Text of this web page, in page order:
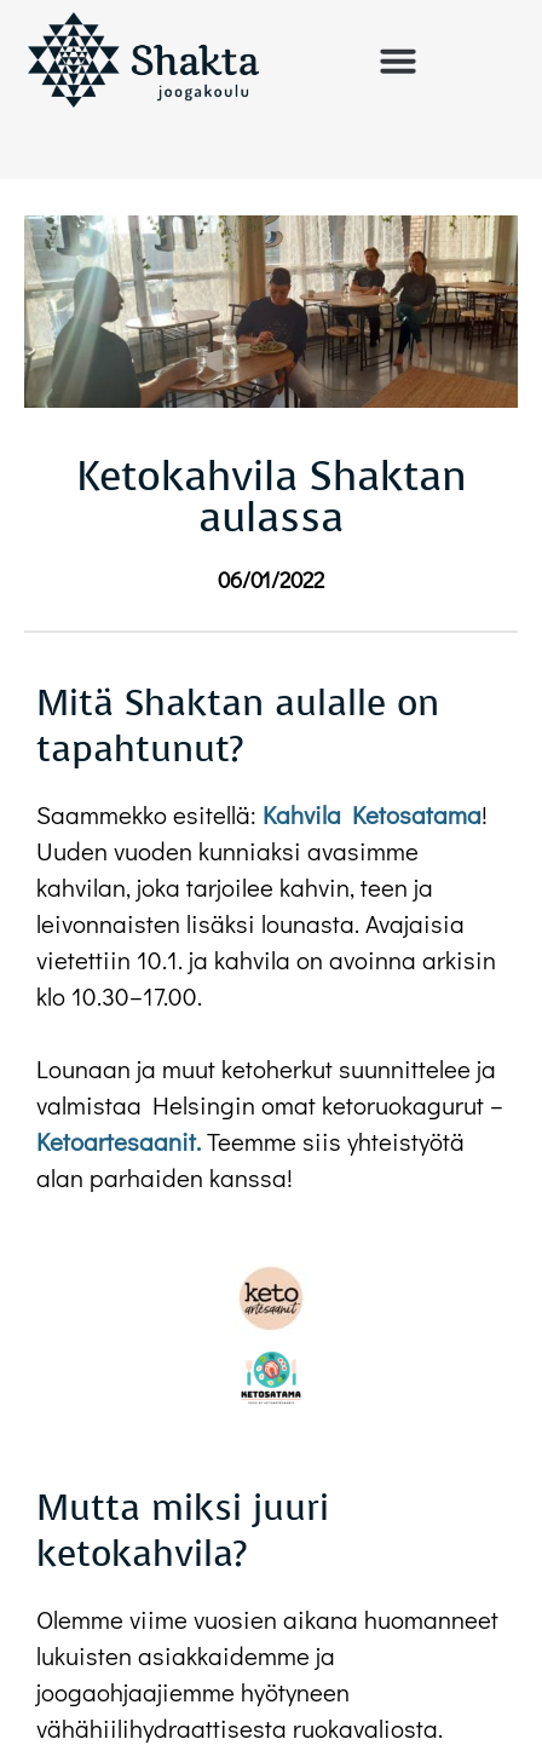
Ketokahvila Shaktan
aulassa
06/01/2022
Mitä Shaktan aulalle on
tapahtunut?
Saammekko esitellä: Kahvila Ketosatama!
Uuden vuoden kunniaksi avasimme
kahvilan, joka tarjoilee kahvin, teen ja
leivonnaisten lisäksi lounasta. Avajaisia
vietettiin 10.1. ja kahvila on avoinna arkisin
klo 10.30–17.00.
Lounaan ja muut ketoherkut suunnittelee ja
valmistaa Helsingin omat ketoruokagurut –
Ketoartesaanit.Teemme siis yhteistyötä
alan parhaiden kanssa!
Mutta miksi juuri
ketokahvila?
Olemme viime vuosien aikana huomanneet
lukuisten asiakkaidemme ja
joogaohjaajiemme hyötyneen
vähähiilihydraattisesta ruokavaliosta.